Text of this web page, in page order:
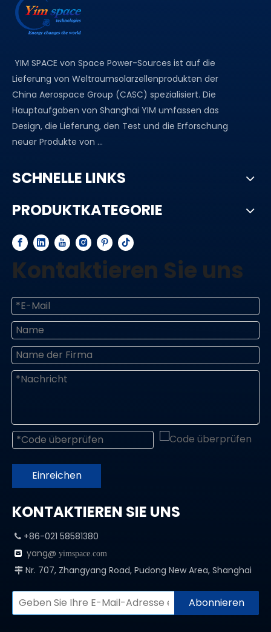
YIM SPACE von Space Power-Sources ist auf die
Lieferung von Weltraumsolarzellenprodukten der
China Aerospace Group (CASC) spezialisiert. Die
Hauptaufgaben von Shanghai YIM umfassen das
Design, die Lieferung, den Test und die Erforschung
neuer Produkte von ...
SCHNELLE LINKS
PRODUKTKATEGORIE
Kontaktieren Sie uns
Einreichen
KONTAKTIEREN SIE UNS
 +86-021 58581380
 yang@ yimspace.com
 Nr. 707, Zhangyang Road, Pudong New Area, Shanghai
Abonnieren